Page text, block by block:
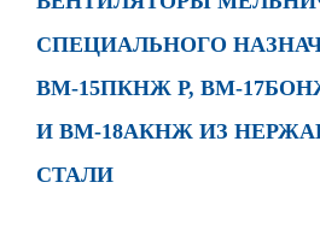
СПЕЦИАЛЬНОГО
ВМ-15ПКНЖ Р, ВМ-
И ВМ-18АКНЖ ИЗ
СТАЛИ